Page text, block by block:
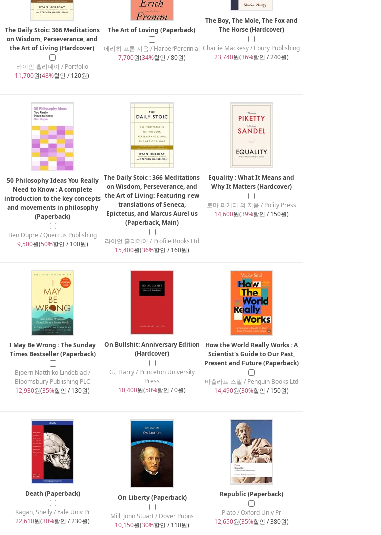
The Daily Stoic: 366 Meditations
on Wisdom, Perseverance, and
the Art of Living (Hardcover)
라이언 홀리데이 / Portfolio
11,700원(48%할인 / 120원)
The Art of Loving (Paperback)
에리히 프롬 지음 / HarperPerennial
7,700원(34%할인 / 80원)
The Boy, The Mole, The Fox and
The Horse (Hardcover)
Charlie Mackesy / Ebury Publishing
23,740원(36%할인 / 240원)
50 Philosophy Ideas You Really
Need to Know : A complete
introduction to the key concepts
and movements in philosophy
(Paperback)
Ben Dupre / Quercus Publishing
9,500원(50%할인 / 100원)
The Daily Stoic : 366 Meditations
on Wisdom, Perseverance, and
the Art of Living: Featuring new
translations of Seneca,
Epictetus, and Marcus Aurelius
(Paperback, Main)
라이언 홀리데이 / Profile Books Ltd
15,400원(36%할인 / 160원)
Equality : What It Means and
Why It Matters (Hardcover)
토마 피케티 외 지음 / Polity Press
14,600원(39%할인 / 150원)
I May Be Wrong : The Sunday
Times Bestseller (Paperback)
Bjoern Natthiko Lindeblad /
Bloomsbury Publishing PLC
12,930원(35%할인 / 130원)
On Bullshit: Anniversary Edition
(Hardcover)
G., Harry / Princeton University
Press
10,400원(50%할인 / 0원)
How the World Really Works : A
Scientist's Guide to Our Past,
Present and Future (Paperback)
바츨라프 스밀 / Penguin Books Ltd
14,490원(30%할인 / 150원)
Death (Paperback)
Kagan, Shelly / Yale Univ Pr
22,610원(30%할인 / 230원)
On Liberty (Paperback)
Mill, John Stuart / Dover Pubns
10,150원(30%할인 / 110원)
Republic (Paperback)
Plato / Oxford Univ Pr
12,650원(35%할인 / 380원)